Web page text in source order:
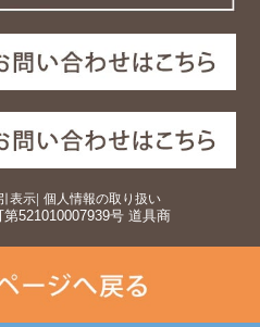
表示| 個人情報の取り扱い
521010007939号 道具商